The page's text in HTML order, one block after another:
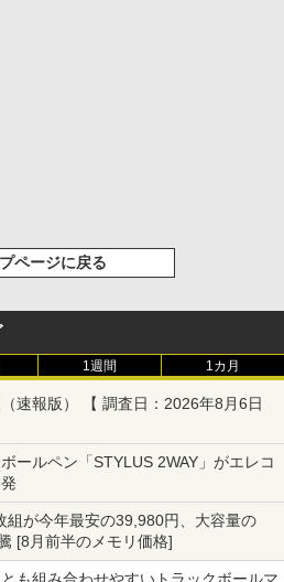
ページに戻る
1週間 1カ月
速報版） 【 調査日：2026年8月6日
ールペン「STYLUS 2WAY」がエレコ
組が今年最安の39,980円、大容量の
[8月前半のメモリ価格]